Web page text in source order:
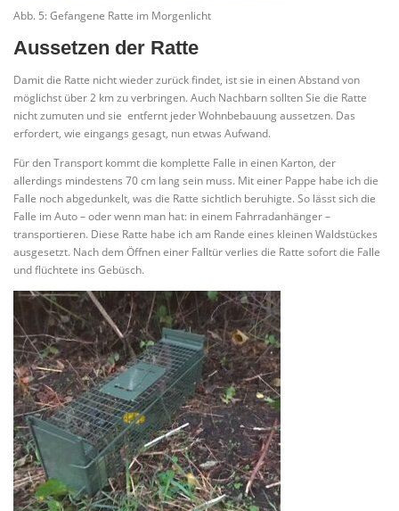
Abb. 5: Gefangene Ratte im Morgenlicht
Aussetzen der Ratte
Damit die Ratte nicht wieder zurück findet, ist sie in einen Abstand von
möglichst über 2 km zu verbringen. Auch Nachbarn sollten Sie die Ratte
nicht zumuten und sie entfernt jeder Wohnbebauung aussetzen. Das
erfordert, wie eingangs gesagt, nun etwas Aufwand.
Für den Transport kommt die komplette Falle in einen Karton, der
allerdings mindestens 70 cm lang sein muss. Mit einer Pappe habe ich die
Falle noch abgedunkelt, was die Ratte sichtlich beruhigte. So lässt sich die
Falle im Auto – oder wenn man hat: in einem Fahrradanhänger –
transportieren. Diese Ratte habe ich am Rande eines kleinen Waldstückes
ausgesetzt. Nach dem Öffnen einer Falltür verlies die Ratte sofort die Falle
und flüchtete ins Gebüsch.